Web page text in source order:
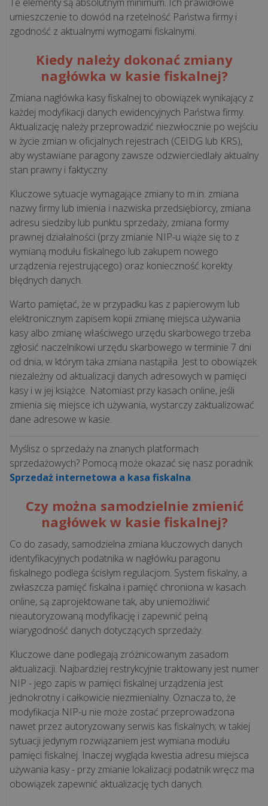
stanowisko
kasowe,
oszczędza
Zobacz,
...
Skalowanie
biznesu
bez
Jak
„Sztuka
Mięsa”
zyskała
pe...
artykuły
>>
KSEF
Jak
firmę
na
KSeF?
kroków
skutecznego
wdroż...
KSeF
a
kasa
fiskalna.
musisz
wiedzieć
o
integracji
z
syst...
Czy
KSeF
umieszczenie to dowód na rzetelność Państwa firmy i
zgodność z aktualnymi wymogami fiskalnymi.
Kiedy należy dokonać zmiany
nagłówka w kasie fiskalnej?
Zmiana nagłówka kasy fiskalnej to obowiązek wynikający z
każdej modyfikacji danych ewidencyjnych Państwa firmy.
Aktualizację należy przeprowadzić niezwłocznie po wejściu
w życie zmian w oficjalnych rejestrach (CEIDG lub KRS),
aby wystawiane paragony zawsze odzwierciedlały aktualny
stan prawny i faktyczny.
Kluczowe sytuacje wymagające zmiany to m.in. zmiana
nazwy firmy lub imienia i nazwiska przedsiębiorcy, zmiana
adresu siedziby lub punktu sprzedaży, zmiana formy
prawnej działalności (przy zmianie NIP-u wiąże się to z
wymianą modułu fiskalnego lub zakupem nowego
urządzenia rejestrującego) oraz konieczność korekty
błędnych danych.
Warto pamiętać, że w przypadku kas z papierowym lub
elektronicznym zapisem kopii zmianę miejsca używania
kasy albo zmianę właściwego urzędu skarbowego trzeba
zgłosić naczelnikowi urzędu skarbowego w terminie 7 dni
od dnia, w którym taka zmiana nastąpiła. Jest to obowiązek
niezależny od aktualizacji danych adresowych w pamięci
kasy i w jej książce. Natomiast przy kasach online, jeśli
zmienia się miejsce ich używania, wystarczy zaktualizować
dane adresowe w kasie.
Myślisz o sprzedaży na znanych platformach
sprzedażowych? Pomocą może okazać się nasz poradnik
Sprzedaż internetowa a kasa fiskalna.
Czy można samodzielnie zmienić
nagłówek w kasie fiskalnej?
Co do zasady, samodzielna zmiana kluczowych danych
identyfikacyjnych podatnika w nagłówku paragonu
fiskalnego podlega ścisłym regulacjom. System fiskalny, a
zwłaszcza pamięć fiskalna i pamięć chroniona w kasach
online, są zaprojektowane tak, aby uniemożliwić
nieautoryzowaną modyfikację i zapewnić pełną
wiarygodność danych dotyczących sprzedaży.
Kluczowe dane podlegają zróżnicowanym zasadom
aktualizacji. Najbardziej restrykcyjnie traktowany jest numer
NIP - jego zapis w pamięci fiskalnej urządzenia jest
jednokrotny i całkowicie niezmienialny. Oznacza to, że
modyfikacja NIP-u nie może zostać przeprowadzona
nawet przez autoryzowany serwis kas fiskalnych; w takiej
sytuacji jedynym rozwiązaniem jest wymiana modułu
pamięci fiskalnej. Inaczej wygląda kwestia adresu miejsca
używania kasy - przy zmianie lokalizacji podatnik wręcz ma
obowiązek zapewnić aktualizację tych danych.